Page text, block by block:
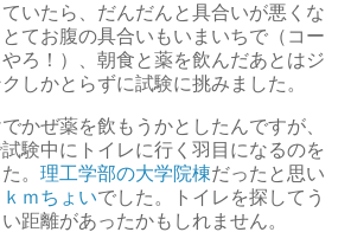
いたら、だんだんと具合いが悪くな
てお腹の具合いもいまいちで（コー
ろ！）、朝食と薬を飲んだあとはジ
しかとらずに試験に挑みました。
かぜ薬を飲もうかとしたんですが、
験中にトイレに行く羽目になるのを
。 理工学部の大学院棟だったと思い
ｋｍちょいでした。トイレを探してう
距離があったかもしれません。